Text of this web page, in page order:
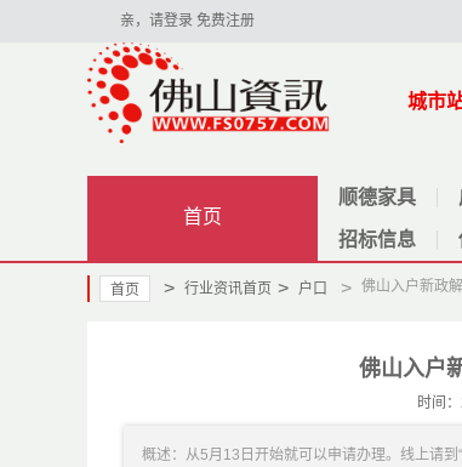
亲，请登录 免费注册
城市
首页
顺德家具
招标信息
首页 > 行业资讯首页 > 户口 > 佛山入户新政
佛山入户
时间
概述：从5月13日开始就可以申请办理。线上请到